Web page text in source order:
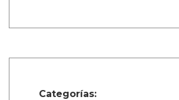
Categorías: